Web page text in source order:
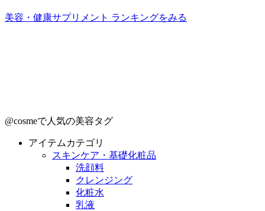
美容・健康サプリメント ランキングをみる
@cosmeで人気の美容タグ
アイテムカテゴリ
スキンケア・基礎化粧品
洗顔料
クレンジング
化粧水
乳液